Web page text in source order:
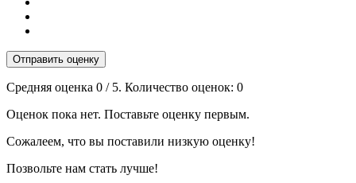
Отправить оценку
Средняя оценка 0 / 5. Количество оценок: 0
Оценок пока нет. Поставьте оценку первым.
Сожалеем, что вы поставили низкую оценку!
Позвольте нам стать лучше!